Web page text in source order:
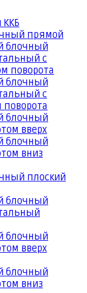
прямой
блочный
с
поворота
блочный
с
блочный
вверх
блочный
вниз
плоский
блочный
блочный
вверх
блочный
вниз